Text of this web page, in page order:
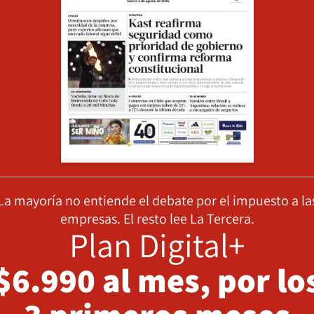
mayoría no entiende el debate por el impuesto a
empresas. El resto lee La Tercera.
Plan Digital+
al mes, por